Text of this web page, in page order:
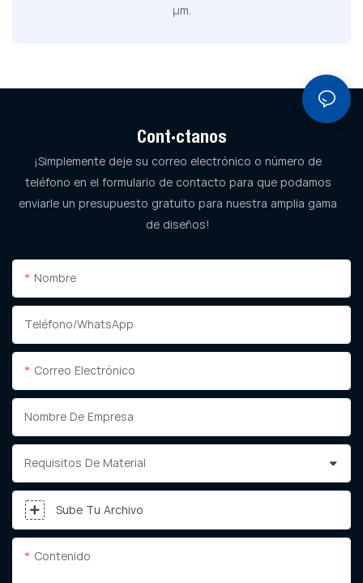
μm.
Contáctanos
¡Simplemente deje su correo electrónico o número de
teléfono en el formulario de contacto para que podamos
enviarle un presupuesto gratuito para nuestra amplia gama
de diseños!
Nombre
Teléfono/WhatsApp
Correo Electrónico
Nombre De Empresa
Requisitos De Material
Sube Tu Archivo
Contenido